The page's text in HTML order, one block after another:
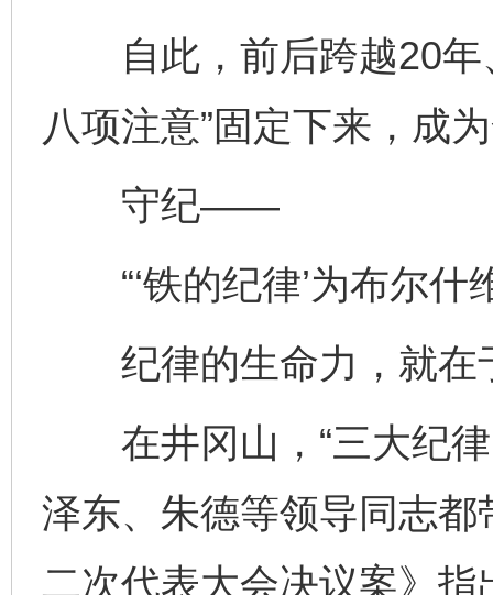
自此，前后跨越20年
八项注意”固定下来，成
守纪——
“‘铁的纪律’为布尔什
纪律的生命力，就在
在井冈山，“三大纪律
泽东、朱德等领导同志
二次代表大会决议案》指